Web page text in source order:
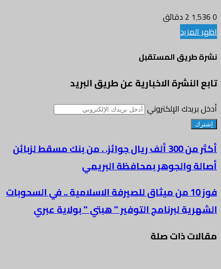
0
2 دقائق
اظهر المزيد
نشرة طريق المستقبل
تابع النشرة الاخبارية عن طريق البريد
أدخل بريدك الإلكتروني
أكثر من 300 ألف ريال جوائز. . من بنك مسقط لزبائن
أصالة والجوهر بمحافظة البريمي
فوز 10 من ميثاق للصيرفة الاسلامية .. في السحوبات
الشهرية لبرنامج التوفير " هبتي " بولاية عبري
مقالات ذات صلة